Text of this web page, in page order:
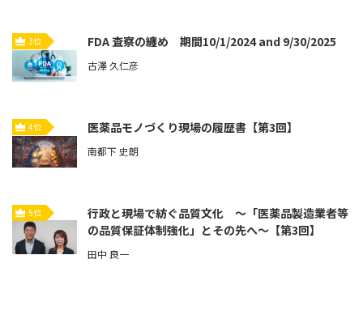
3位 FDA 査察の纏め 期間10/1/2024 and 9/30/2025
古澤 久仁彦
4位 医薬品モノづくり現場の履歴書【第3回】
南都下 史朗
5位
行政と現場で紡ぐ品質文化 ～「医薬品製造業者等
の品質保証体制強化」とその先へ～【第3回】
田中 良一